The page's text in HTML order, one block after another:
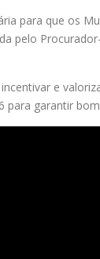
para que os
pelo
e
para garantir